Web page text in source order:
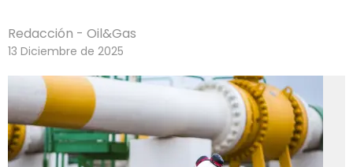
Redacción - Oil&Gas
13 Diciembre de 2025